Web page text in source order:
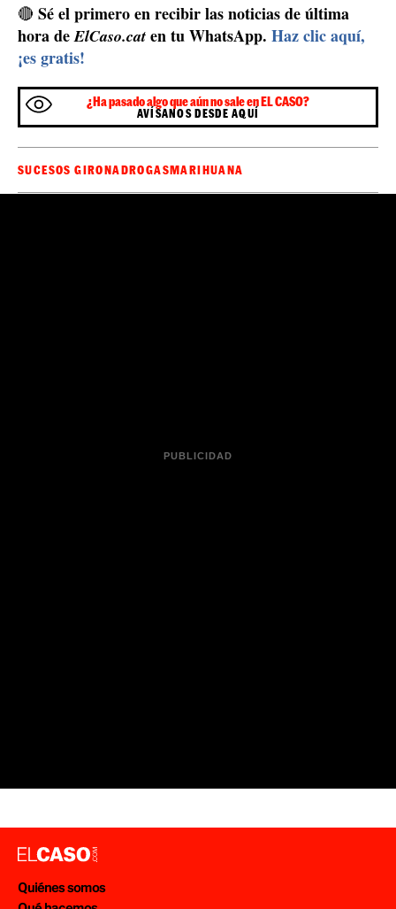
🔴 Sé el primero en recibir las noticias de última
hora deElCaso.cat en tu WhatsApp. Haz clic aquí,
¡es gratis!
¿Ha pasado algo que aún no sale en EL CASO?
AVÍSANOS DESDE AQUÍ
SUCESOS GIRONADROGASMARIHUANA
Quiénes somos